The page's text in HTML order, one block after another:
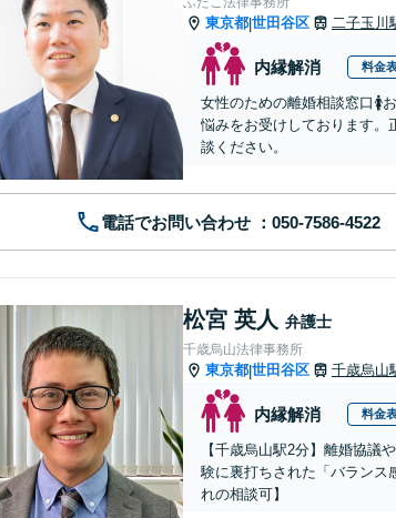
東京都|世田谷区 二子玉川
内縁解消 料金
女性のための離婚相談窓口🚺
悩みをお受けしております。
談ください。
電話でお問い合わせ
松宮 英人 弁護士
千歳烏山法律事務所
東京都|世田谷区 千歳烏山
内縁解消 料金
【千歳烏山駅2分】離婚協議
験に裏打ちされた「バランス
れの相談可】